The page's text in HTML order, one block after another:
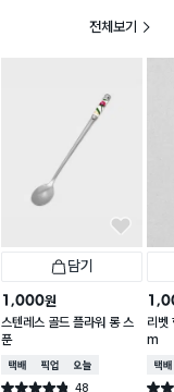
전체보기
담기
1,000원
스텐레스 골드 플라워 롱 스
푼
택배배송매장픽업오늘배송
별점 4.8점 48
리벳
m
택배
별점